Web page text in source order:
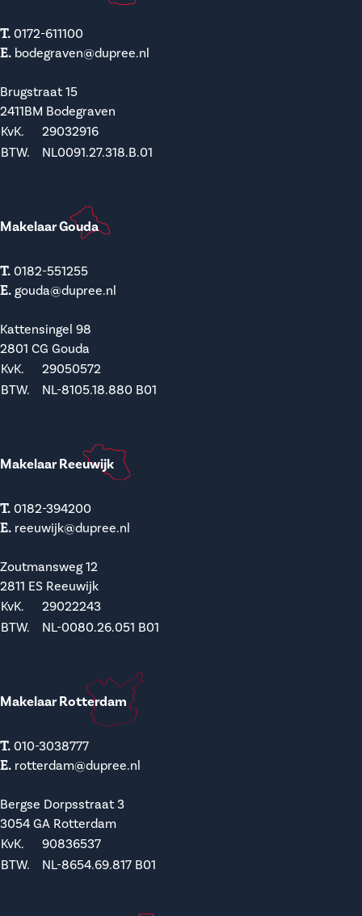
T. 0172-611100
E. bodegraven@dupree.nl
Brugstraat 15
2411BM Bodegraven
KvK.
29032916
BTW.
NL0091.27.318.B.01
Makelaar Gouda
T. 0182-551255
E. gouda@dupree.nl
Kattensingel 98
2801 CG Gouda
KvK.
29050572
BTW.
NL-8105.18.880 B01
Makelaar Reeuwijk
T. 0182-394200
E. reeuwijk@dupree.nl
Zoutmansweg 12
2811 ES Reeuwijk
KvK.
29022243
BTW.
NL-0080.26.051 B01
Makelaar Rotterdam
T. 010-3038777
E. rotterdam@dupree.nl
Bergse Dorpsstraat 3
3054 GA Rotterdam
KvK.
90836537
BTW.
NL-8654.69.817 B01